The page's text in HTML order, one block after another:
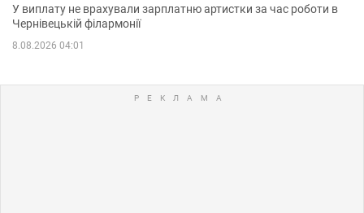
У виплату не врахували зарплатню артистки за час роботи в
Чернівецькій філармонії
8.08.2026 04:01